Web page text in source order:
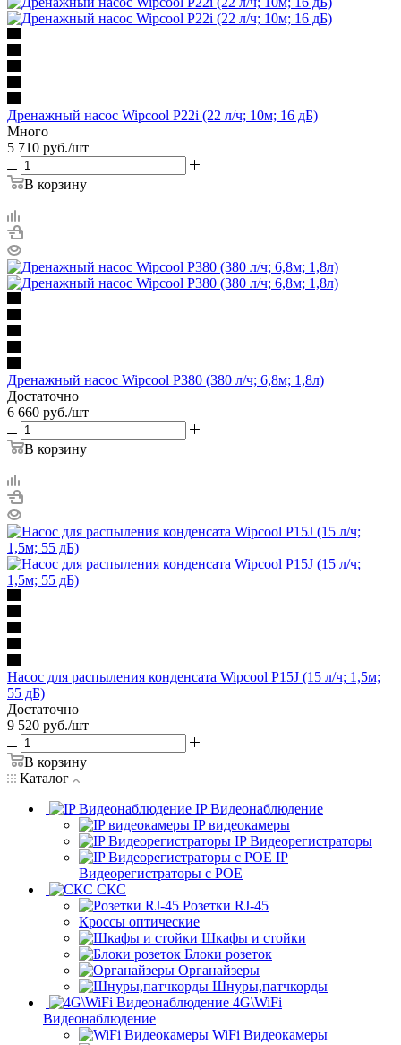
Дренажный насос Wipcool P22i (22 л/ч; 10м; 16 дБ)
Много
5 710 руб./шт
В корзину
Дренажный насос Wipcool P380 (380 л/ч; 6,8м; 1,8л)
Достаточно
6 660 руб./шт
В корзину
Насос для распыления конденсата Wipcool P15J (15 л/ч; 1,5м;
55 дБ)
Достаточно
9 520 руб./шт
В корзину
Каталог
IP Видеонаблюдение
IP видеокамеры
IP Видеорегистраторы
IP
Видеорегистраторы с POE
СКС
Розетки RJ-45
Кроссы оптические
Шкафы и стойки
Блоки розеток
Органайзеры
Шнуры,патчкорды
4G\WiFi
Видеонаблюдение
WiFi Видеокамеры